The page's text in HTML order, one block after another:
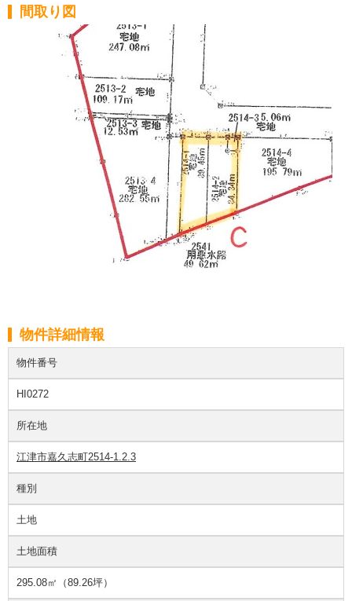
間取り図
物件詳細情報
物件番号
HI0272
所在地
江津市嘉久志町2514-1.2.3
種別
土地
土地面積
295.08㎡（89.26坪）